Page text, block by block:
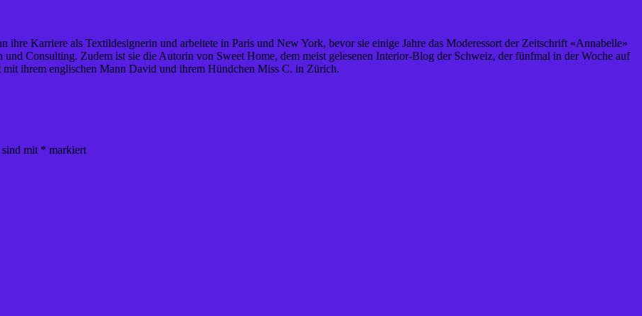
Karriere als Textildesignerin und arbeitete in Paris und New York, bevor sie einige Jahre das Moderessort der Zeitschrift «Annabelle»
Consulting. Zudem ist sie die Autorin von Sweet Home, dem meist gelesenen Interior-Blog der Schweiz, der fünfmal in der Woche auf
ihrem englischen Mann David und ihrem Hündchen Miss C. in Zürich.
sind mit * markiert